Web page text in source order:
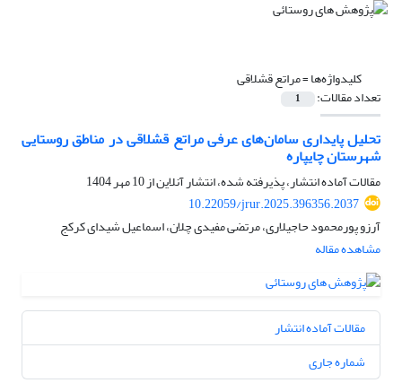
کلیدواژه‌ها =مراتع قشلاقی
تعداد مقالات: 1
تحلیل پایداری سامان‌های عرفی مراتع قشلاقی در مناطق روستایی
شهرستان چایپاره
مقالات آماده انتشار، پذیرفته شده، انتشار آنلاین از10 مهر 1404
10.22059/jrur.2025.396356.2037
آرزو پورمحمود حاجیلاری، مرتضی مفیدی چلان، اسماعیل شیدای کرکج
مشاهده مقاله
مقالات آماده انتشار
شماره جاری